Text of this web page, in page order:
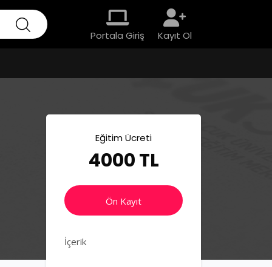
Portala Giriş Kayıt Ol
Eğitim Ücreti
4000 TL
Ön Kayıt
İçerik